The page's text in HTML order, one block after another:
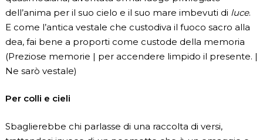
dell’anima per il suo cielo e il suo mare imbevuti di luce.
E come l’antica vestale che custodiva il fuoco sacro alla
dea, fai bene a proporti come custode della memoria
(Preziose memorie | per accendere limpido il presente. |
Ne sarò vestale)
Per colli e cieli
Sbaglierebbe chi parlasse di una raccolta di versi,